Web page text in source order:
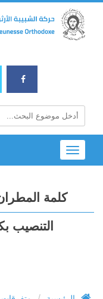
Toggle
navigation
كلمة
التنصيب